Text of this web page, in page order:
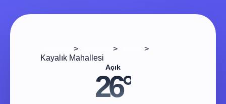
> >
>
Kayalık Mahallesi
Açık
26°